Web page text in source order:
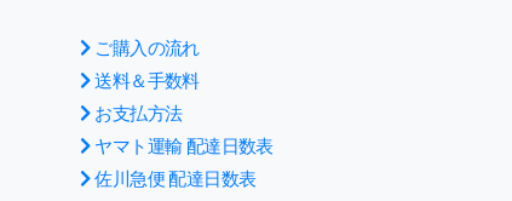
ご購入の流れ
送料＆手数料
お支払方法
ヤマト運輸 配達日数表
佐川急便 配達日数表